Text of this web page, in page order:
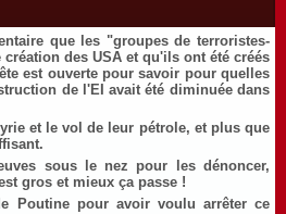
que les "groupes de terroristes-
des USA et qu'ils ont été créés
est ouverte pour savoir pour quelles
de l'EI avait été diminuée dans
et le vol de leur pétrole, et plus que
sous le nez pour les dénoncer,
gros et mieux ça passe !
Poutine pour avoir voulu arrêter ce